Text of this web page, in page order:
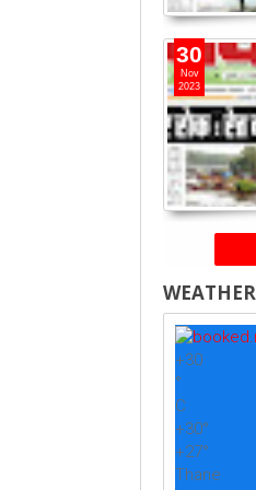
30
Nov
2023
+30
°
C
+30°
+27°
Thane